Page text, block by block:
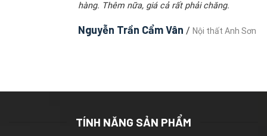
hàng. Thêm nữa, giá cả rất phải chăng.
Nguyễn Trần Cẩm Vân / Nội thất Anh Sơn
TÍNH NĂNG SẢN PHẨM